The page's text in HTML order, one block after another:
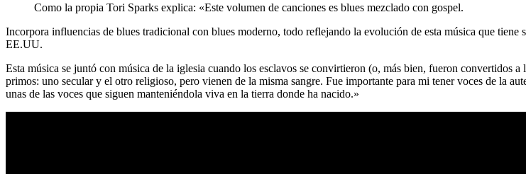
Como la propia Tori Sparks explica: «Este volumen de canciones es blues mezclado con gospel.
Incorpora influencias de blues tradicional con blues moderno, todo reflejando la evolución de esta música que
EE.UU.
Esta música se juntó con música de la iglesia cuando los esclavos se convirtieron (o, más bien, fueron
primos: uno secular y el otro religioso, pero vienen de la misma sangre. Fue importante para mi tener voces de la
unas de las voces que siguen manteniéndola viva en la tierra donde ha nacido.»